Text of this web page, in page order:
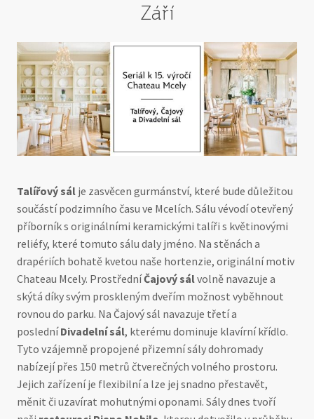
Září
Talířový sál je zasvěcen gurmánství, které bude důležitou
součástí podzimního času ve Mcelích. Sálu vévodí otevřený
příborník s originálními keramickými talíři s květinovými
reliéfy, které tomuto sálu daly jméno. Na stěnách a
drapériích bohatě kvetou naše hortenzie, originální motiv
Chateau Mcely. ProstředníČajový sálvolně navazuje a
skýtá díky svým proskleným dveřím možnost vyběhnout
rovnou do parku. Na Čajový sál navazuje třetí a
posledníDivadelní sál, kterému dominuje klavírní křídlo.
Tyto vzájemně propojené přizemní sály dohromady
nabízejí přes 150 metrů čtverečných volného prostoru.
Jejich zařízení je flexibilní a lze jej snadno přestavět,
měnit či uzavírat mohutnými oponami. Sály dnes tvoří